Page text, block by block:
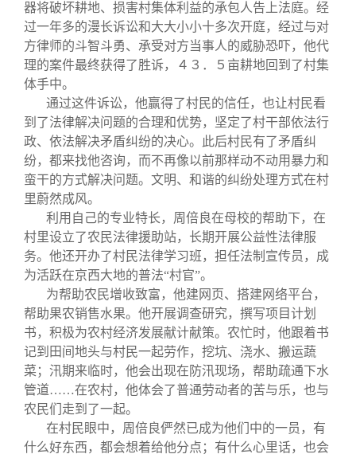
器将破坏耕地、损害村集体利益的承包人告上法庭。经
过一年多的漫长诉讼和大大小小十多次开庭，经过与对
方律师的斗智斗勇、承受对方当事人的威胁恐吓，他代
理的案件最终获得了胜诉，４３．５亩耕地回到了村集
体手中。
通过这件诉讼，他赢得了村民的信任，也让村民看
到了法律解决问题的合理和优势，坚定了村干部依法行
政、依法解决矛盾纠纷的决心。此后村民有了矛盾纠
纷，都来找他咨询，而不再像以前那样动不动用暴力和
蛮干的方式解决问题。文明、和谐的纠纷处理方式在村
里蔚然成风。
利用自己的专业特长，周倍良在母校的帮助下，在
村里设立了农民法律援助站，长期开展公益性法律服
务。他还开办了村民法律学习班，担任法制宣传员，成
为活跃在京西大地的普法“村官”。
为帮助农民增收致富，他建网页、搭建网络平台，
帮助果农销售水果。他开展调查研究，撰写项目计划
书，积极为农村经济发展献计献策。农忙时，他跟着书
记到田间地头与村民一起劳作，挖坑、浇水、搬运蔬
菜；汛期来临时，他会出现在防汛现场，帮助疏通下水
管道……在农村，他体会了普通劳动者的苦与乐，也与
农民们走到了一起。
在村民眼中，周倍良俨然已成为他们中的一员，有
什么好东西，都会想着给他分点；有什么心里话，也会